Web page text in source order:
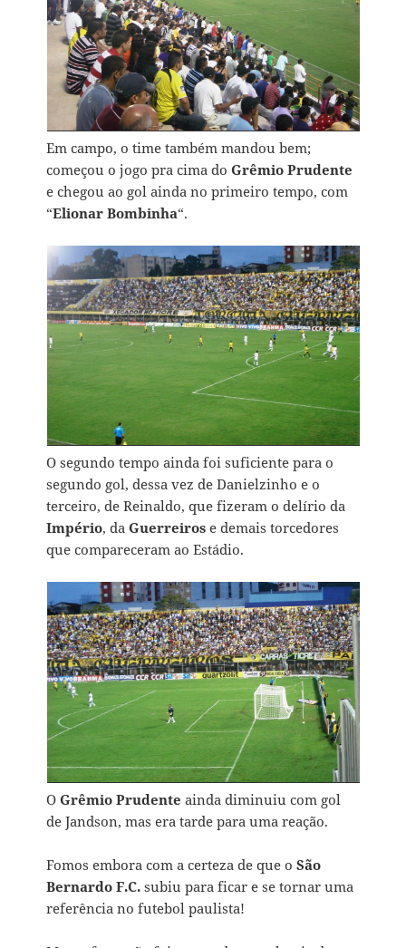
Em campo, o time também mandou bem;
começou o jogo pra cima doGrêmio Prudente
e chegou ao gol ainda no primeiro tempo, com
“Elionar Bombinha“.
O segundo tempo ainda foi suficiente para o
segundo gol, dessa vez de Danielzinho e o
terceiro, de Reinaldo, que fizeram o delírio da
Império, daGuerreiros e demais torcedores
que compareceram ao Estádio.
OGrêmio Prudenteainda diminuiu com gol
de Jandson, mas era tarde para uma reação.
Fomos embora com a certeza de que oSão
Bernardo F.C. subiu para ficar e se tornar uma
referência no futebol paulista!